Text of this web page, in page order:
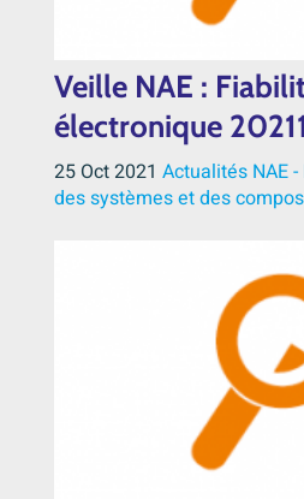
Veille NAE :
électronique
25 Oct 2021 Actualités NAE -
des systèmes et des